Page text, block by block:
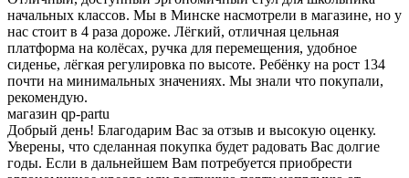
начальных классов. Мы в Минске насмотрели в магазине, но у
нас стоит в 4 раза дороже. Лёгкий, отличная цельная
платформа на колёсах, ручка для перемещения, удобное
сиденье, лёгкая регулировка по высоте. Ребёнку на рост 134
почти на минимальных значениях. Мы знали что покупали,
рекомендую.
магазин qp-partu
Добрый день! Благодарим Вас за отзыв и высокую оценку.
Уверены, что сделанная покупка будет радовать Вас долгие
годы. Если в дальнейшем Вам потребуется приобрести